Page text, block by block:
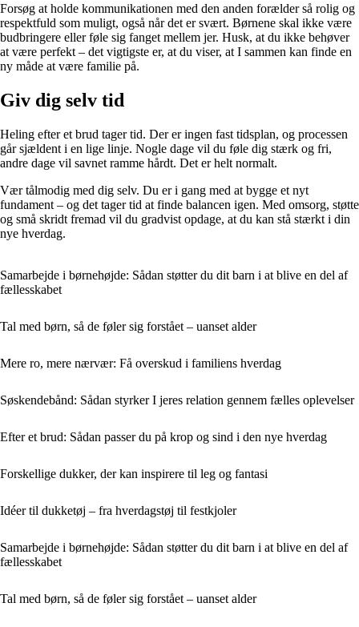
Forsøg at holde kommunikationen med den anden forælder så rolig og
respektfuld som muligt, også når det er svært. Børnene skal ikke være
budbringere eller føle sig fanget mellem jer. Husk, at du ikke behøver
at være perfekt – det vigtigste er, at du viser, at I sammen kan finde en
ny måde at være familie på.
Giv dig selv tid
Heling efter et brud tager tid. Der er ingen fast tidsplan, og processen
går sjældent i en lige linje. Nogle dage vil du føle dig stærk og fri,
andre dage vil savnet ramme hårdt. Det er helt normalt.
Vær tålmodig med dig selv. Du er i gang med at bygge et nyt
fundament – og det tager tid at finde balancen igen. Med omsorg, støtte
og små skridt fremad vil du gradvist opdage, at du kan stå stærkt i din
nye hverdag.
Samarbejde i børnehøjde: Sådan støtter du dit barn i at blive en del af
fællesskabet
Tal med børn, så de føler sig forstået – uanset alder
Mere ro, mere nærvær: Få overskud i familiens hverdag
Søskendebånd: Sådan styrker I jeres relation gennem fælles oplevelser
Efter et brud: Sådan passer du på krop og sind i den nye hverdag
Forskellige dukker, der kan inspirere til leg og fantasi
Idéer til dukketøj – fra hverdagstøj til festkjoler
Samarbejde i børnehøjde: Sådan støtter du dit barn i at blive en del af
fællesskabet
Tal med børn, så de føler sig forstået – uanset alder